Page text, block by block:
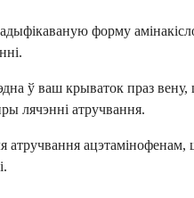
форму
ў ваш крываток праз
лячэнні атручвання.
атручвання